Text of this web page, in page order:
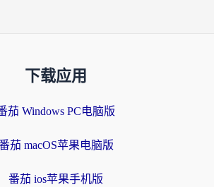
下载应用
茄 Windows PC电脑版
茄 macOS苹果电脑版
番茄 ios苹果手机版